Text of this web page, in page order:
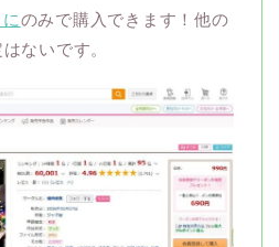
のみで購入できます！他の
ないです。